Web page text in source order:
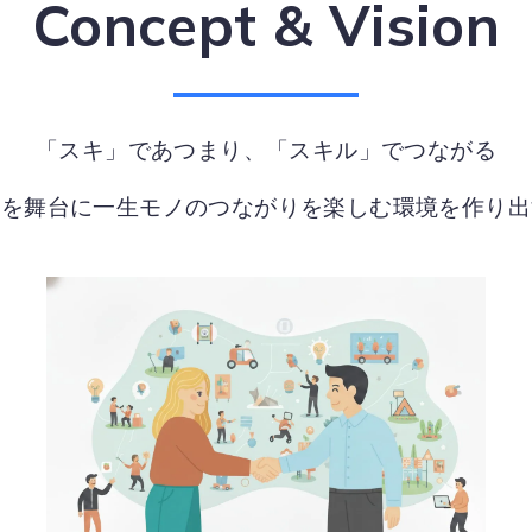
Concept & Vision
「スキ」であつまり、「スキル」でつながる
舞台に一生モノのつながりを楽しむ環境を作り